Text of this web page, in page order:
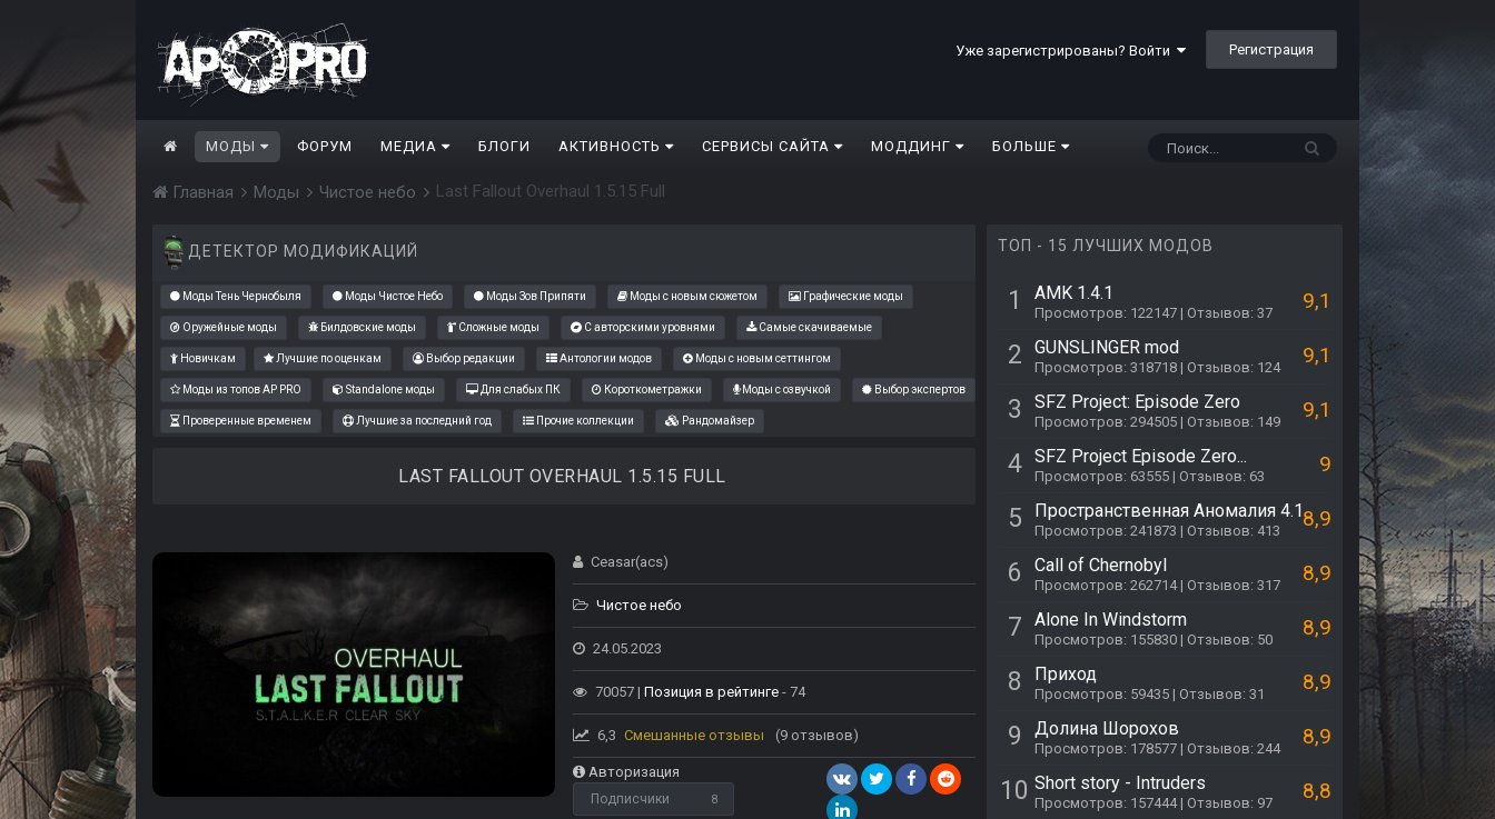
Уже зарегистрированы? Войти Регистрация
МОДЫ ФОРУМ МЕДИА БЛОГИ АКТИВНОСТЬ СЕРВИСЫ САЙТА МОДДИНГ БОЛЬШЕ
Главная Моды Чистое небо Last Fallout Overhaul 1.5.15 Full
ДЕТЕКТОР МОДИФИКАЦИЙ
Моды Тень Чернобыля Моды Чистое Небо Моды Зов Припяти Моды с новым сюжетом Графические моды
Оружейные моды Билдовские моды Сложные моды С авторскими уровнями Самые скачиваемые
Новичкам Лучшие по оценкам Выбор редакции Антологии модов Моды с новым сеттингом
Моды из топов AP PRO Standalone моды Для слабых ПК Короткометражки Моды с озвучкой Выбор экспертов
Проверенные временем Лучшие за последний год Прочие коллекции Рандомайзер
LAST FALLOUT OVERHAUL 1.5.15 FULL
Ceasar(acs)
Чистое небо
24.05.2023
70057 | Позиция в рейтинге- 74
6,3 Смешанные отзывы (9 отзывов)
Авторизация
Подписчики 8
ТОП - 15 ЛУЧШИХ МОДОВ
1 AMK 1.4.1
Просмотров: 122147 | Отзывов: 37 9,1
2 GUNSLINGER mod
Просмотров: 318718 | Отзывов: 124 9,1
3 SFZ Project: Episode Zero
Просмотров: 294505 | Отзывов: 149 9,1
4 SFZ Project Episode Zero...
Просмотров: 63555 | Отзывов: 63 9
5 Пространственная Аномалия 4.1
Просмотров: 241873 | Отзывов: 413 8,9
6 Call of Chernobyl
Просмотров: 262714 | Отзывов: 317 8,9
7 Alone In Windstorm
Просмотров: 155830 | Отзывов: 50 8,9
8 Приход
Просмотров: 59435 | Отзывов: 31 8,9
9 Долина Шорохов
Просмотров: 178577 | Отзывов: 244 8,9
10 Short story - Intruders
Просмотров: 157444 | Отзывов: 97 8,8